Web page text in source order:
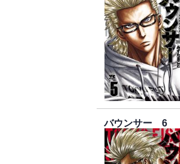
バウンサー 6